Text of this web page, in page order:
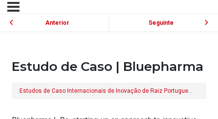
Anterior Seguinte
Estudo de Caso | Bluepharma
Estudos de Caso Internacionais de Inovação de Raiz Portuguesa (2015)